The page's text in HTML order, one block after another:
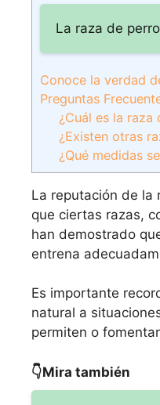
La raza de
Conoce la verdad
Preguntas
¿Cuál es la
¿Existen otras
¿Qué medidas
La reputación de la
que ciertas razas,
han demostrado
entrena
Es importante
natural a
permiten o
👇Mira también